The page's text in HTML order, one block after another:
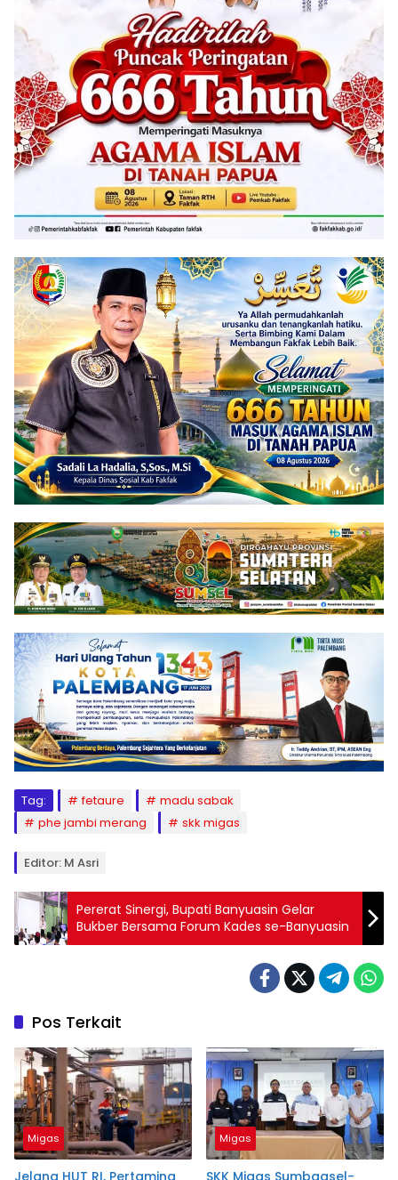
Tag: fetaure
madu sabak
phe jambi merang
skk migas
Editor: M Asri
Pererat Sinergi, Bupati Banyuasin Gelar
Bukber Bersama Forum Kades se-Banyuasin
Pos Terkait
Migas
Jelang HUT RI, Pertamina
Migas
SKK Migas Sumbagsel-